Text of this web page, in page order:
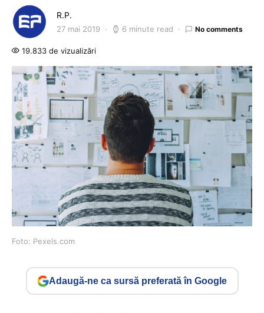
R.P.
27 mai 2019 6 minute read No comments
19.833 de vizualizări
Foto: Pexels.com
Adaugă-ne ca sursă preferată în Google